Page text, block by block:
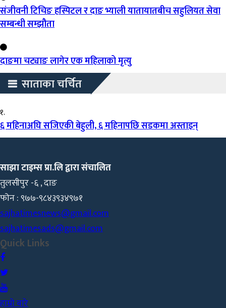
संजीवनी टिचिङ हस्पिटल र दाङ भ्याली यातायातबीच सहुलियत सेवा
सम्बन्धी सम्झौता
दाङमा चट्याङ लागेर एक महिलाको मृत्यु
साताका चर्चित
१.
६ महिनाअघि सजिएकी बेहुली, ६ महिनापछि सडकमा अस्ताइन्
साझा टाइम्स प्रा.लि द्वारा संचालित
तुलसीपुर -६ , दाङ
फोन : ९७७-९८४३९३४९७१
sajhatimesnews@gmail.com
sajhatimesads@gmail.com
Quick Links
हाम्रो बारे